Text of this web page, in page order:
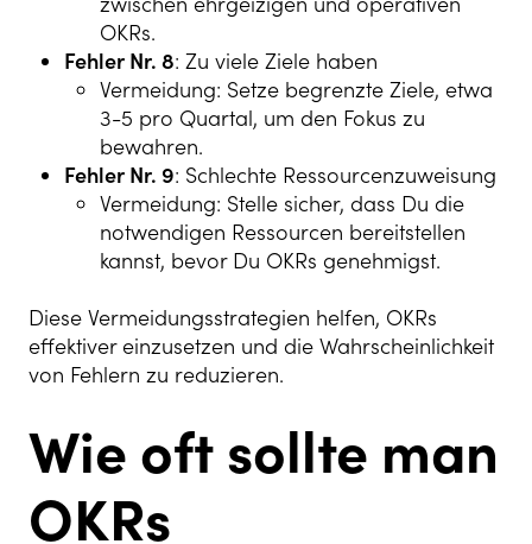
OKRs.
Fehler Nr. 8: Zu viele Ziele haben
Vermeidung: Setze begrenzte Ziele, etwa
3-5 pro Quartal, um den Fokus zu
bewahren.
Fehler Nr. 9: Schlechte Ressourcenzuweisung
Vermeidung: Stelle sicher, dass Du die
notwendigen Ressourcen bereitstellen
kannst, bevor Du OKRs genehmigst.
Diese Vermeidungsstrategien helfen, OKRs
effektiver einzusetzen und die Wahrscheinlichkeit
von Fehlern zu reduzieren.
Wie oft sollte man
OKRs